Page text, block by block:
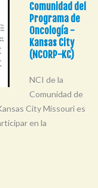
Comunidad del
Programa de
Oncología -
Kansas City
(NCORP-KC)
NCI de la
Comunidad de
City Missouri es
en la